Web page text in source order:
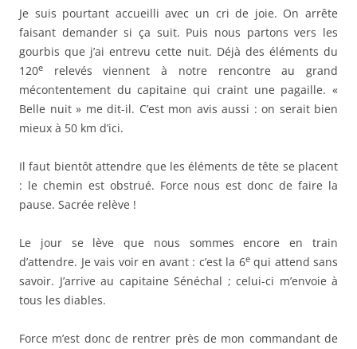
Je suis pourtant accueilli avec un cri de joie. On arrête
faisant demander si ça suit. Puis nous partons vers les
gourbis que j’ai entrevu cette nuit. Déjà des éléments du
120e
relevés viennent à notre rencontre au grand
mécontentement du capitaine qui craint une pagaille. «
Belle nuit » me dit-il. C’est mon avis aussi : on serait bien
mieux à 50 km d’ici.
Il faut bientôt attendre que les éléments de tête se placent
: le chemin est obstrué. Force nous est donc de faire la
pause. Sacrée relève !
Le jour se lève que nous sommes encore en train
d’attendre. Je vais voir en avant : c’est la 6equi attend sans
savoir. J’arrive au capitaine Sénéchal ; celui-ci m’envoie à
tous les diables.
Force m’est donc de rentrer près de mon commandant de